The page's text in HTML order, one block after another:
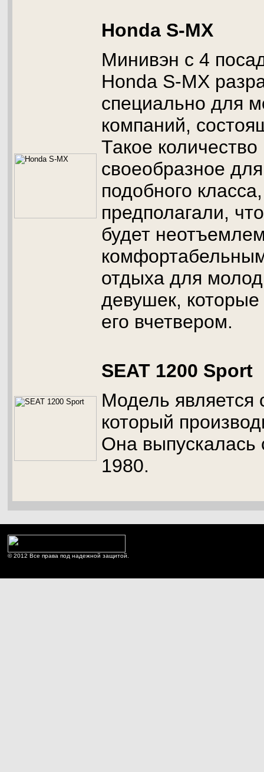
Honda S-MX
Минивэн с 4
Honda S-MX
специально для
компаний,
Такое
своеобразное
подобного
предполагали,
будет
отдыха для
девушек,
его вчетвером.
SEAT 1200 Sport
Модель является
который
Она выпускалась
1980.
© 2012 Все права под надежной защитой.